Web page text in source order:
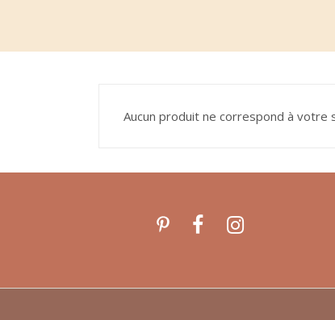
Aucun produit ne correspond à votre